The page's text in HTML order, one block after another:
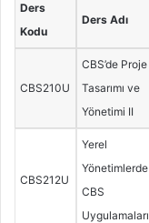
Ders
Kodu
Ders Adı
CBS210U
CBS’de Proje
Tasarımı ve
Yönetimi II
CBS212U
Yerel
Yönetimlerde
CBS
Uygulamaları